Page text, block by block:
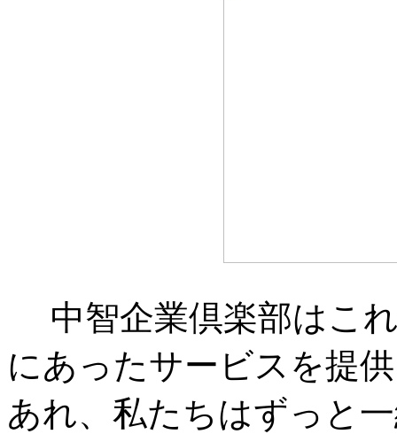
中智企業倶楽部はこ
にあったサービスを提
あれ、私たちはずっと